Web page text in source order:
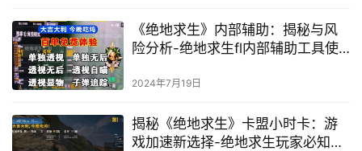
《绝地求生》内部辅助：揭秘与风
险分析-绝地求生fl内部辅助工具使
2024年7月19日
揭秘《绝地求生》卡盟小时卡：游
戏加速新选择-绝地求生玩家必知的